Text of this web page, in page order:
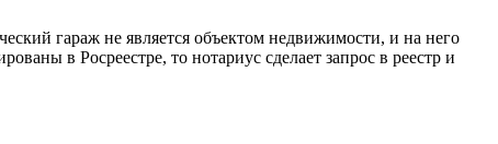
гараж не является объектом недвижимости, и на него
в Росреестре, то нотариус сделает запрос в реестр и